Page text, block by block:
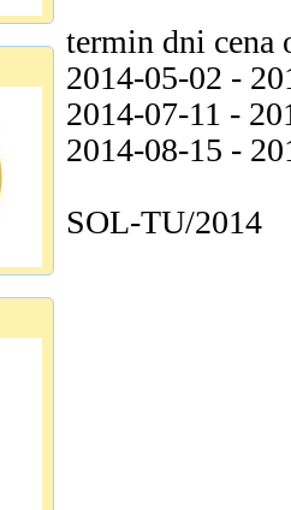
termin dni cena
2014-05-02 -
2014-07-11 -
2014-08-15 -
SOL-TU/2014